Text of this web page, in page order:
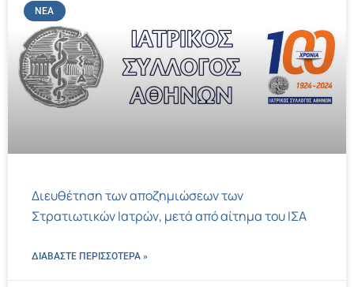
ΝΈΑ
Διευθέτηση των αποζημιώσεων των
Στρατιωτικών Ιατρών, μετά από αίτημα του ΙΣΑ
ΔΙΑΒΑΣΤΕ ΠΕΡΙΣΣΌΤΕΡΑ »